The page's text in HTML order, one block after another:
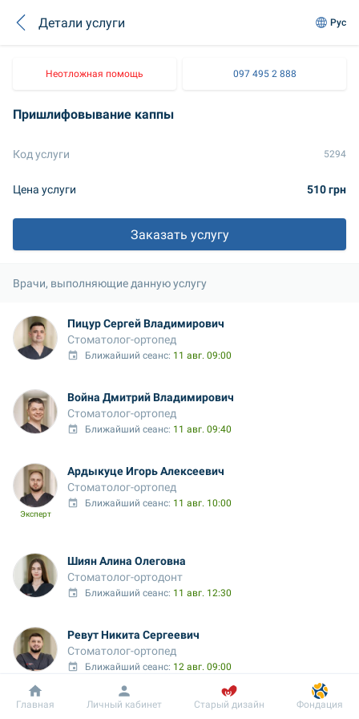
Детали услуги Рус
Неотложная помощь 097 495 2 888
Пришлифовывание каппы
Код услуги 5294
Цена услуги 510 грн
Заказать услугу
Врачи, выполняющие данную услугу
Пицур Сергей Владимирович
Стоматолог-ортопед
Ближайший сеанс: 11 авг. 09:00
Война Дмитрий Владимирович
Стоматолог-ортопед
Ближайший сеанс: 11 авг. 09:40
Эксперт
Ардыкуце Игорь Алексеевич
Стоматолог-ортопед
Ближайший сеанс: 11 авг. 10:00
Шиян Алина Олеговна
Стоматолог-ортодонт
Ближайший сеанс: 11 авг. 12:30
Ревут Никита Сергеевич
Стоматолог-ортопед
Ближайший сеанс: 12 авг. 09:00
Добробут Информация Пациенту
Главная Личный кабинет Старый дизайн Фондация